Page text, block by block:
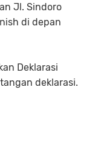
Jl. Sindoro
di depan
Deklarasi
deklarasi.